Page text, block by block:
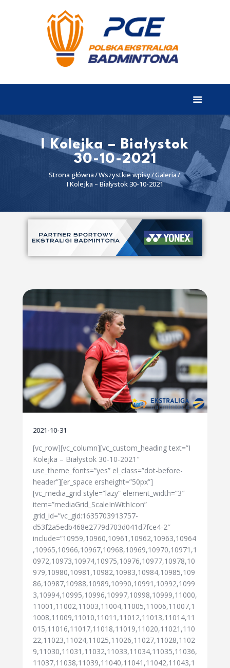
I Kolejka – Białystok
30-10-2021
Strona główna Wszystkie wpisy Galeria
I Kolejka – Białystok 30-10-2021
EKSTRALIGA
Aktualności
Tabela
Wyniki
Terminarz
Partnerzy
II liga
2021-10-31
[vc_row][vc_column][vc_custom_heading text=”I
Kolejka – Białystok 30-10-2021″
use_theme_fonts=”yes” el_class=”dot-before-
header”][er_space ersheight=”50px”]
[vc_media_grid style=”lazy” element_width=”3″
item=”mediaGrid_ScaleInWithIcon”
grid_id=”vc_gid:1635703913757-
d53f2a5edb468e2779d703d041d7fce4-2″
include=”10959,10960,10961,10962,10963,10964
,10965,10966,10967,10968,10969,10970,10971,1
0972,10973,10974,10975,10976,10977,10978,10
979,10980,10981,10982,10983,10984,10985,109
86,10987,10988,10989,10990,10991,10992,1099
3,10994,10995,10996,10997,10998,10999,11000,
11001,11002,11003,11004,11005,11006,11007,1
1008,11009,11010,11011,11012,11013,11014,11
015,11016,11017,11018,11019,11020,11021,110
22,11023,11024,11025,11026,11027,11028,1102
9,11030,11031,11032,11033,11034,11035,11036,
11037,11038,11039,11040,11041,11042,11043,1